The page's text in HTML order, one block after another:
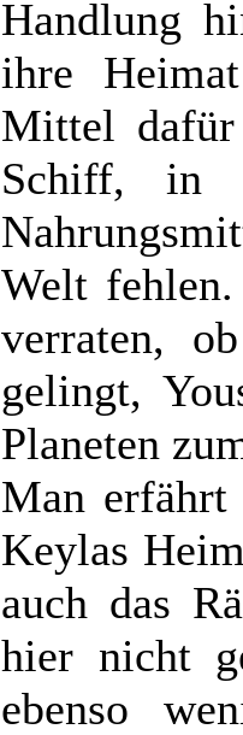
Handlung
ihre
Mittel dafür
Schiff, in
Welt
verraten,
gelingt,
Planeten
Man erfährt
Keylas
auch das
hier nicht
ebenso